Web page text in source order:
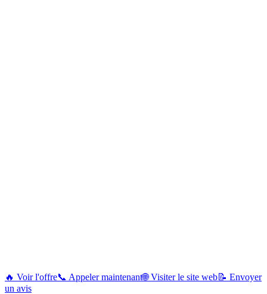
🔥 Voir l'offre📞 Appeler maintenant🌐 Visiter le site web📝 Envoyer
un avis